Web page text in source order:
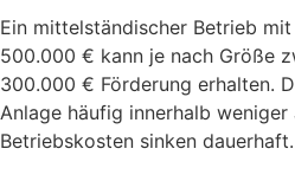
Ein mittelständischer Betrieb
500.000 € kann je nach Größe
300.000 € Förderung erhalten.
Anlage häufig innerhalb
Betriebskosten sinken dauerhaft.